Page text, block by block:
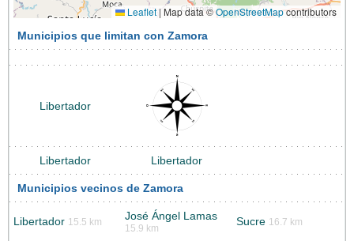
Leaflet | Map data ©OpenStreetMapcontributors
Municipios que limitan con Zamora
Libertador
Libertador Libertador
Municipios vecinos de Zamora
Libertador 15.5 km José Ángel Lamas
15.9 km
Sucre 16.7 km